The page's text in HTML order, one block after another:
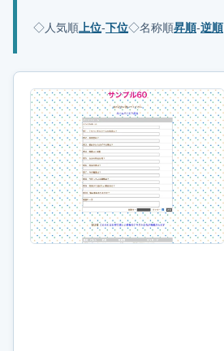
◇人気順 上位-下位◇名称順昇順-逆順